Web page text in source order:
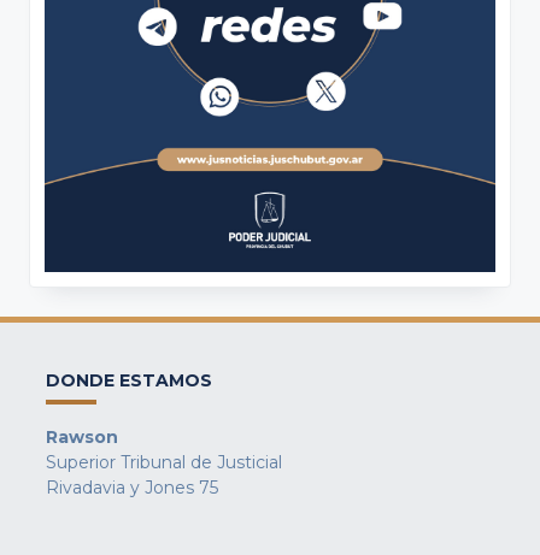
DONDE ESTAMOS
Rawson
Superior Tribunal de Justicial
Rivadavia y Jones 75